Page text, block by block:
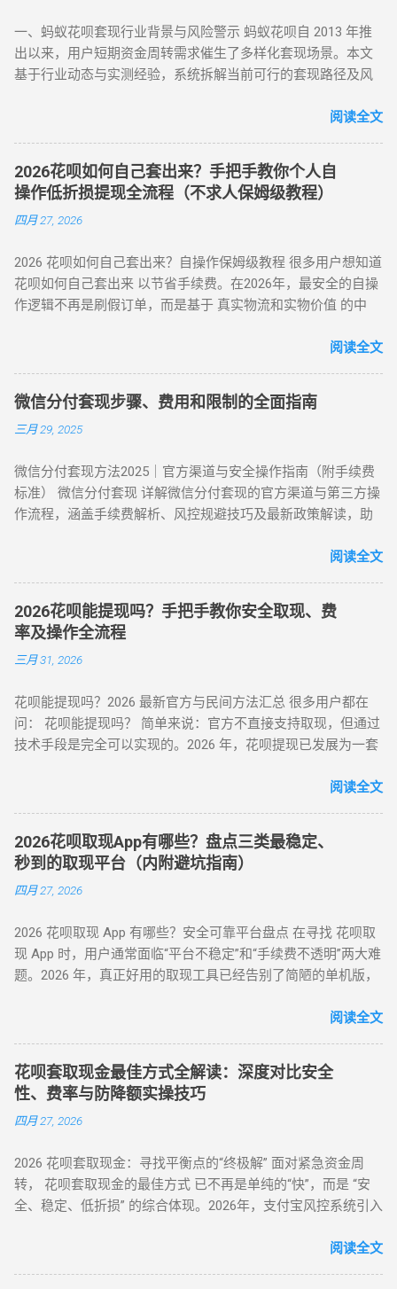
户使用支付宝扫描代付码，选择花呗完成支付。 资金流转 ：商
家确认收款后，扣除手续费将资金转入用户账户。此方法突破
所有风控限制，即使花呗被深度风控也能实现套现，是...
到账。 关键提示 ： 取现后花呗额度同步扣减，还款与花呗账
单合并，支持随时提前结清且无手续费。 备用金年化利率 7.2%
起，低于多数套现平台的高额手续费（通常达 10%-15%）。
部分用户尝试通过正规手段套现。 以下为常见套现方式： 套现
方式 操作流程 等级 到账时间 虚假交易 通过淘宝店铺刷单后退
款 ★★★★★ 5-30分钟左右 第三方平台 使用「黎明花呗」等
工具转账 ★★★★☆ 5分钟左右 线下扫码套现 扫描商家二维码
直接通过银行渠道取现，手续费约 1%-3%，日息 0.05%。 借呗
/ 网商贷 ：纯线上信用贷款，额度独立，年化利率低至 7.3%。
亲友代付 ：通过正规消费场景周转资...
⭐⭐⭐⭐ 电商代购助手 真实物流单号生成 T+1 隔天 ⭐⭐⭐⭐⭐ 虚
拟卡回购平台 话费/卡券回收 1-2 小时 ⭐⭐⭐ 二、 如何正确使用
App 刷取花呗？ 为了保障资金安全与账户健康，使用此类 App
一、蚂蚁花呗套现行业背景与风险警示 蚂蚁花呗自 2013 年推
出以来，用户短期资金周转需求催生了多样化套现场景。本文
基于行业动态与实测经验，系统拆解当前可行的套现路径及风
行为存在账户限制风险，需谨慎评估 ）。 二、2025 年花呗套
型 —— 小额应急首选 方法 1：可信商家扫码套现 操作流程 ：
通过资质认证平台获取实名商家收款码（需查验营业执照）；
花呗支付后，商家扣除 8%-15% 手续费实时返现至支付宝 / 微
信。 优势 ：10 分钟极速到账，操作极简 劣势 ：手续费偏高，
案 方法 2：电商平台虚拟卡券套现 操作流程 ： 在淘宝 / 天猫
购买京东 E 卡、加油卡等虚拟商品（单笔≤5000 元）； 通过
“京回收” 等卡券平台以 92-96 折出售，资金秒到银行卡。 优势
政策波动影响 （三）实物交易型 —— 大额资金解决方案 方法类
型 操作核心 手续费区间 适用场景 方法 3：货到返现 购买手机
/ 家电后协商退货 10%-25% 单笔需提现万元以上 方法 4：线下
（四）间接套现策略 —— 隐蔽性优化方案 方法 5：信用卡代还
至银行卡，综合成本 1%-3%+ 信用卡手续费。 方法 6：亲友代
付模式 通过为亲友代购商品实现资金流转，零手续费但依赖人
际关系信任。 三、套现操作速查：3 大高频实用方案对比 方案
钟内 8%-15% ★★★☆☆ 小额紧急周转 虚拟卡券折现 1 小时内
4%-8% ★★★★☆ 日常规律性套现 亲友代付 即时到账 0%
★★★☆☆ 低频次隐私需求 四、2025 年花呗风控破解策略
（实操级指南） （一）行为模拟防监测技巧 金额控制 ：单次
间间隔 ：两次操作间隔≥72 小时，模拟真实消费周期 场景多元
化 ：交替使用扫码支付、生活缴费、电商购...
阅读全文
2026花呗如何自己套出来？手把手教你个人自
操作低折损提现全流程（不求人保姆级教程）
四月 27, 2026
2026 花呗如何自己套出来？自操作保姆级教程 很多用户想知道
花呗如何自己套出来 以节省手续费。在2026年，最安全的自操
作逻辑不再是刷假订单，而是基于 真实物流和实物价值 的中
道，用户可以绕过传统商家的层层抽成，实现资金的低折损回
折损 高安全性 自操作的核心在于“隐蔽性”。如果你直接扫描自
己的收款码，支付宝风控会瞬间识别为违规套现。以下是 2026
年依然有效的几种正确自操作姿势。 一、 2026 个人自操作三
物转手 天猫/京东买手机回购 约 5% T+1 / T+2 话费/流量代充
帮亲友充值并代收现金 约 2% 即时 黄金/硬通货模式 支付宝黄
金回购或实物金 视金价波动 2-3个工作日 二、 深度步骤：花呗
是 2026 年权重最高的方法。在天猫旗舰店挑选一款热门手机
（如 iPh...
阅读全文
微信分付套现步骤、费用和限制的全面指南
三月 29, 2025
微信分付套现方法2025｜官方渠道与安全操作指南（附手续费
标准） 微信分付套现 详解微信分付套现的官方渠道与第三方操
作流程，涵盖手续费解析、风控规避技巧及最新政策解读，助
年新规：微信支付强化分付风控，禁止直接套现（引用央行
（第三方支付研究院数据） 主流方式：通过虚拟商品交易（占
比68%）、线下商家合作（占比22%） 二、微信分付套现操作
指南（2025最新流程） 官方渠道：分付还款抵扣（合规但有限
制） 路径：微信→钱包→分付→还款→使用分付额度还款 限
易（主流方法） 选择支持分付的电商平台（如美团、苏宁易
购） 购买电子礼品卡/话费充值（建议≤2000元/笔） 联系回收
商变现，手续费8%-15% 线下商家合作：扫码套现（需深度信
阅读全文
2026花呗能提现吗？手把手教你安全取现、费
率及操作全流程
三月 31, 2026
花呗能提现吗？2026 最新官方与民间方法汇总 很多用户都在
问： 花呗能提现吗？ 简单来说：官方不直接支持取现，但通过
技术手段是完全可以实现的。2026 年，花呗提现已发展为一套
店铺回购或闲鱼平台交易，将花呗额度秒变余额。目前的合理
官方定位是“先消费、后还款”，但当面临紧急资金缺口时，提现
成为了很多人的首选。那么，具体怎么操作才最稳妥？ 一、 花
呗提现的三种常见操作方式 操作模式 到账时效 优点 缺点 扫码
直取模式 秒到 速度最快，适合急用 对账号权重有一定要求 电
卡券回购模式 2-4 小时 中间状态，较稳定 折损相对较高 二、
2026 花呗提现的必备条件 想要成功提现，您的账号需要满足以
下基本条件： 功能正常： 花呗未被冻结，且尚有可用额度。
阅读全文
2026花呗取现App有哪些？盘点三类最稳定、
秒到的取现平台（内附避坑指南）
四月 27, 2026
2026 花呗取现 App 有哪些？安全可靠平台盘点 在寻找 花呗取
现 App 时，用户通常面临“平台不稳定”和“手续费不透明”两大难
题。2026 年，真正好用的取现工具已经告别了简陋的单机版，
动回款系统、电商中转 App 以及专业卡券回收平台。平均费率
下载了不明来源的 App 后发现无法使用，甚至面临信息泄露风
险。本文将为您详细梳理 2026 年依然活跃且稳定的三类取现工
具模式。 一、 2026 主流花呗取现 App 模式分类 App 模式 核心
代表 到账速度 风控抗性 H5 智能解析 XX 支付、XX 回款系统 秒
天 ⭐⭐⭐⭐⭐ 话费/卡券回收 XX 充值、权益回收平台 1 - 3 小时
⭐⭐⭐ 二、 深度解析：哪些 App 值得信任？ 1. H5 自动回款平台
推荐 这类平台无需通过应用市场下载，通常以 H5 网页形式存
阅读全文
花呗套取现金最佳方式全解读：深度对比安全
性、费率与防降额实操技巧
四月 27, 2026
2026 花呗套取现金：寻找平衡点的“终极解” 面对紧急资金周
转， 花呗套取现金的最佳方式 已不再是单纯的“快”，而是 “安
全、稳定、低折损” 的综合体现。2026年，支付宝风控系统引入
足之地。经过行业深度评测，目前的最佳方式被定义为基于真
阅读全文